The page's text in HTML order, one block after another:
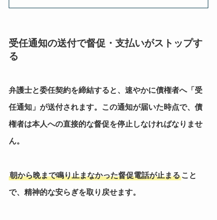
受任通知の送付で督促・支払いがストップす
る
弁護士と委任契約を締結すると、速やかに債権者へ「受
任通知」が送付されます。この通知が届いた時点で、債
権者は本人への直接的な督促を停止しなければなりませ
ん。
朝から晩まで鳴り止まなかった督促電話が止まること
で、精神的な安らぎを取り戻せます。